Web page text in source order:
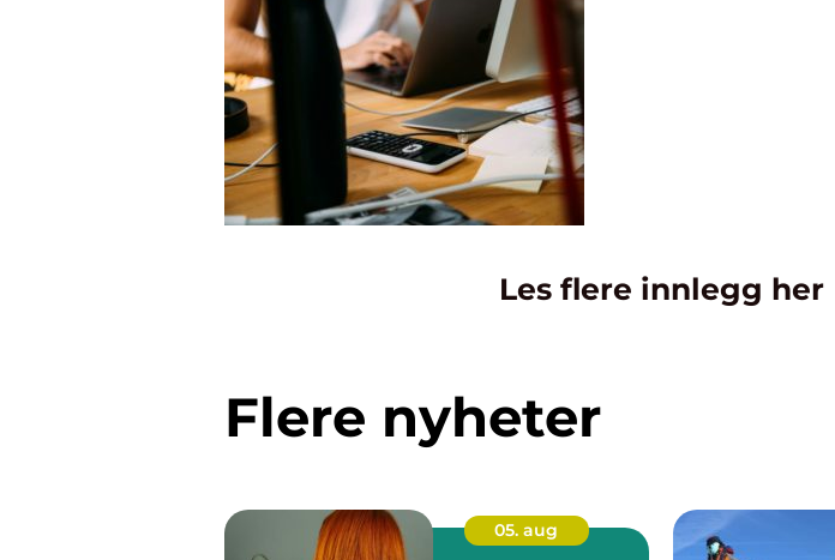
Les flere innlegg her
Flere nyheter
05. aug